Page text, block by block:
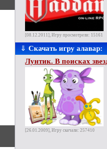
[08.12.2011], Игру просмотрели: 15161
⇓ Скачать игру алавар:
Лунтик. В поисках
[26.01.2009], Игру скачали: 257410